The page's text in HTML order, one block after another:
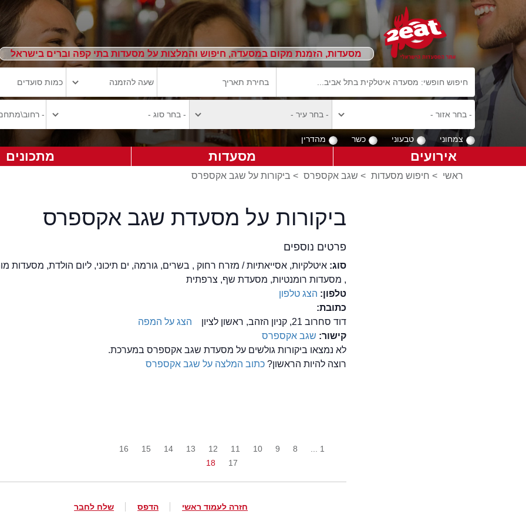
מסעדות, הזמנת מקום במסעדה, חיפוש והמלצות על מסעדות בתי קפה וברים בישראל
צמחוני טבעוני כשר מהדרין
אירועים מסעדות מתכונים
ראשי > חיפוש מסעדות > שגב אקספרס > ביקורות על שגב אקספרס
ביקורות על מסעדת שגב אקספרס
פרטים נוספים
סוג:איטלקיות, אסייאתיות / מזרח רחוק , בשרים, גורמה, ים תיכוני, ליום הולדת, מסעדות
, מסעדות רומנטיות, מסעדת שף, צרפתית
טלפון: הצג טלפון
כתובת:
דוד סחרוב 21, קניון הזהב, ראשון לציון
הצג על המפה
קישור: שגב אקספרס
לא נמצאו ביקורות גולשים על מסעדת שגב אקספרס במערכת.
רוצה להיות הראשון?כתוב המלצה על שגב אקספרס
1 ...
8
9
10
11
12
13
14
15
16
17
18
חזרה לעמוד ראשי הדפס שלח לחבר